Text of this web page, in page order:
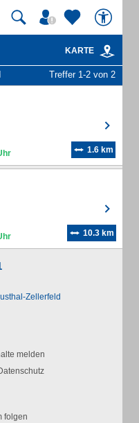
KARTE
Treffer 1-2 von 2
1.6 km
10.3 km
Zellerfeld
melden
folgen